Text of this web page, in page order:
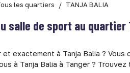
les quartiers TANJA BALIA
salle de sport au quartier
exactement à Tanja Balia ?
à Tanja Balia à Tanger ?